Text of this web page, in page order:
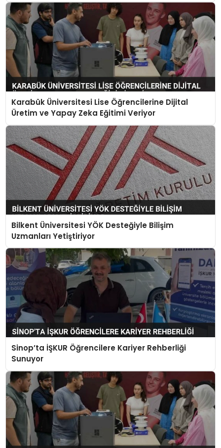
Karabük Üniversitesi Lise Öğrencilerine Dijital
Üretim ve Yapay Zeka Eğitimi Veriyor
Bilkent Üniversitesi YÖK Desteğiyle Bilişim
Uzmanları Yetiştiriyor
Sinop’ta İŞKUR Öğrencilere Kariyer Rehberliği
Sunuyor